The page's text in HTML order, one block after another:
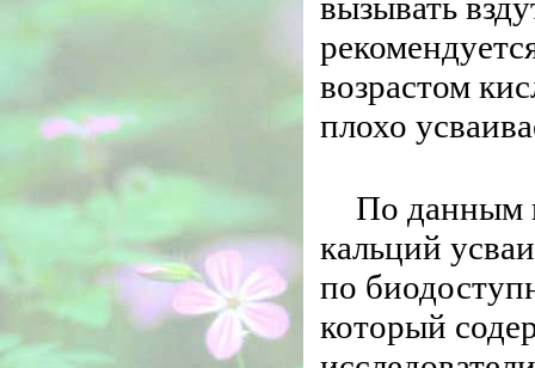
возрастом
плохо
По данным
кальций
по
который